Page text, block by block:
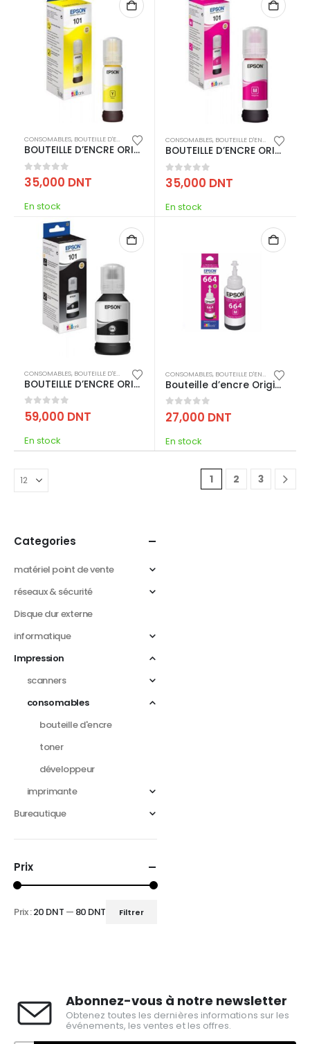
CONSOMABLES, BOUTEILLE D'ENCRE ,IMPRESSION
BOUTEILLE D’ENCRE ORIGINAL EPSON 101 – JAUNE (C13T03V44A)
0 out of 5
35,000 DNT
En stock
CONSOMABLES, BOUTEILLE D'ENCRE ,
BOUTEILLE D’ENCRE ORIGINAL EPSON 101 – MAGENTA (C13T03V34A)
0 out of 5
35,000 DNT
En stock
CONSOMABLES, BOUTEILLE D'ENCRE ,IMPRESSION
BOUTEILLE D’ENCRE ORIGINAL EPSON 101 – NOIR (C13T03V14A)
0out of 5
59,000 DNT
En stock
CONSOMABLES, BOUTEILLE D'ENCRE ,
Bouteille d’encre Original EPSON 664 Magenta
0out of 5
27,000 DNT
En stock
1 2 3
Categories
matériel point de vente
réseaux & sécurité
Disque dur externe
informatique
Impression
scanners
consomables
bouteille d'encre
toner
développeur
imprimante
Bureautique
Prix
Prix
Prix
Filtrer
Prix :20 DNT — 80 DNT
Abonnez-vous à notre newsletter
Obtenez toutes les dernières informations sur les
événements, les ventes et les offres.